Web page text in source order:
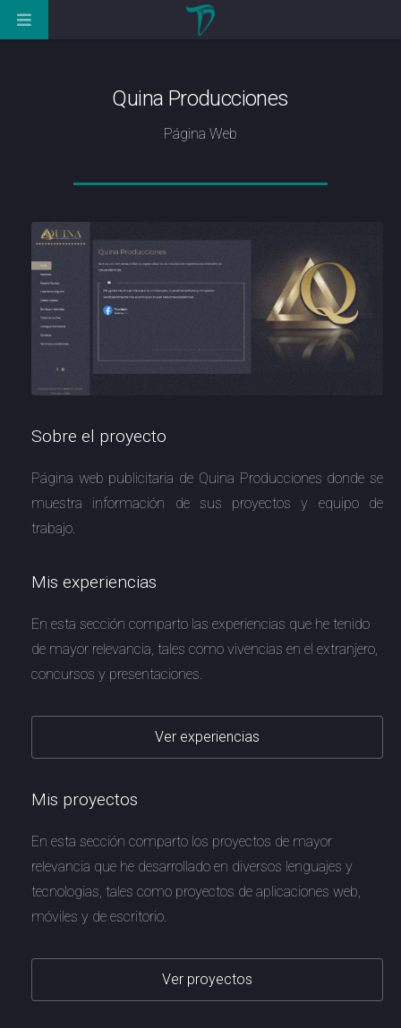
Quina Producciones
Página Web
Mis experiencias
En esta sección comparto las experiencias que he tenido
de mayor relevancia, tales como vivencias en el extranjero,
concursos y presentaciones.
Ver experiencias
Mis proyectos
En esta sección comparto los proyectos de mayor
relevancia que he desarrollado en diversos lenguajes y
tecnologias, tales como proyectos de aplicaciones web,
móviles y de escritorio.
Ver proyectos
Sobre el proyecto
Página web publicitaria de Quina Producciones donde se
muestra información de sus proyectos y equipo de
trabajo.